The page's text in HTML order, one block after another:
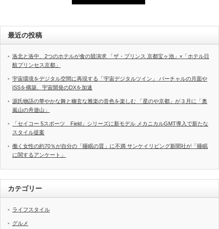
最近の投稿
洛北と洛中、2つのホテルが食の競演求 「ザ・プリンス 京都宝ヶ池」×「ホテル日
航プリンセス京都」
宇宙環境をデジタル空間に再現する「宇宙デジタルツイン」 バーチャルの月面や
ISSを構築、宇宙開発のDXを加速
源氏物語の華やかな舞と幽玄な雅楽の音色を楽しむ 「星のや京都」が３月に「奥
嵐山の舟遊山」
「セイコー 5スポーツ Field」シリーズに新モデル メカニカルGMT導入で新たな
スタイル提案
働く女性の約70％が自分の「睡眠の質」に不満 サンケイリビング新聞社が「睡眠
に関するアンケート」
カテゴリー
ライフスタイル
グルメ